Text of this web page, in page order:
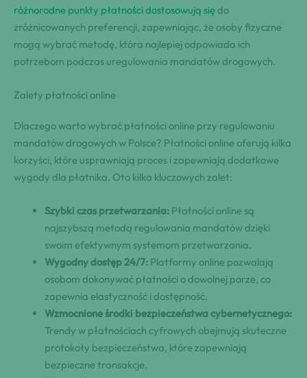
różnorodne punkty płatności dostosowują się do
zróżnicowanych preferencji, zapewniając, że osoby fizyczne
mogą wybrać metodę, która najlepiej odpowiada ich
potrzebom podczas uregulowania mandatów drogowych.
Zalety płatności online
Dlaczego warto wybrać płatności online przy regulowaniu
mandatów drogowych w Polsce? Płatności online oferują kilka
korzyści, które usprawniają proces i zapewniają dodatkowe
wygody dla płatnika. Oto kilka kluczowych zalet:
Szybki czas przetwarzania: Płatności online są
najszybszą metodą regulowania mandatów dzięki
swoim efektywnym systemom przetwarzania.
Wygodny dostęp 24/7: Platformy online pozwalają
osobom dokonywać płatności o dowolnej porze, co
zapewnia elastyczność i dostępność.
Wzmocnione środki bezpieczeństwa cybernetycznego:
Trendy w płatnościach cyfrowych obejmują skuteczne
protokoły bezpieczeństwa, które zapewniają
bezpieczne transakcje.